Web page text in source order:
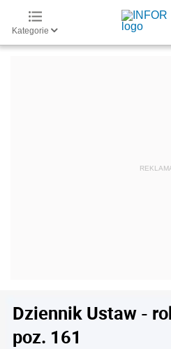
Kategorie
Dziennik Ustaw -
poz. 161